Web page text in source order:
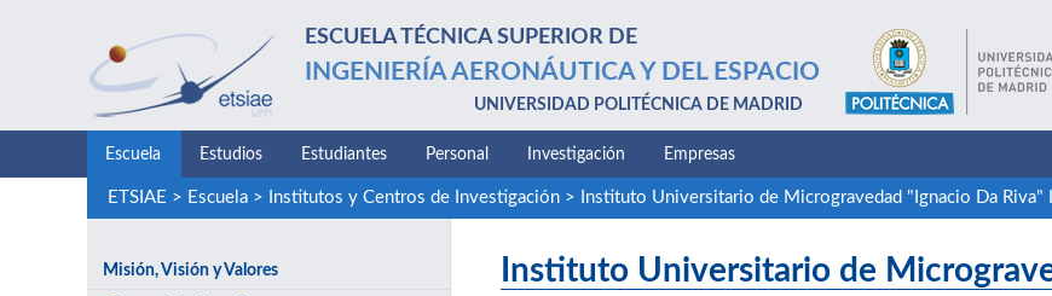
ESCUELA TÉCNICA SUPERIOR DE
INGENIERÍA AERONÁUTICA Y DEL ESPACIO
UNIVERSIDAD POLITÉCNICA DE MADRID
Escuela Estudios Estudiantes Personal Investigación Empresas
ETSIAE > Escuela> Institutos y Centros de Investigación> Instituto Universitario de Microgravedad "Ignacio Da Riva"
Misión, Visión y Valores Instituto Universitario de